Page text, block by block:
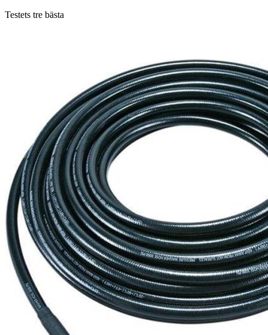
Testets tre bästa